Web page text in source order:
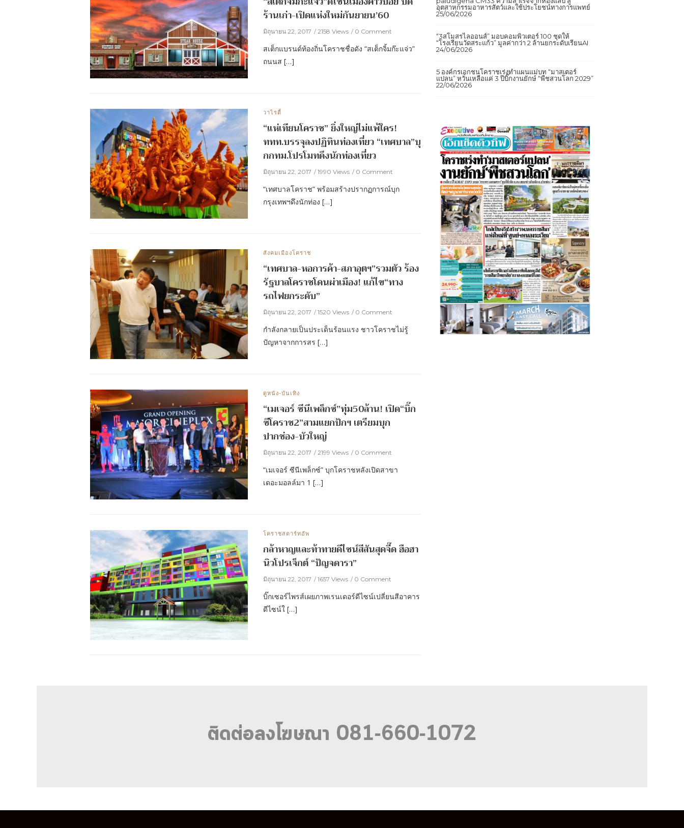
ร้านเก่า-เปิดแห่งใหม่กันยายน’60
มิถุนายน 22, 2017 2158 Views 0 Comment
สเต็กแบรนด์ท้องถิ่นโคราชชื่อดัง “สเต็กจิ้มก๊ะแจ่ว”
ถนนส […]
วาไรตี้
“แห่เทียนโคราช” ยิ่งใหญ่ไม่แพ้ใคร!
ททท.บรรจุลงปฏิทินท่องเที่ยว “เทศบาล”บุ
กกทม.โปรโมทดึงนักท่องเที่ยว
มิถุนายน 22, 2017 1990 Views 0 Comment
“เทศบาลโคราช” พร้อมสร้างปรากฏการณ์บุก
กรุงเทพฯดึงนักท่อง […]
สังคมเมืองโคราช
“เทศบาล-หอการค้า-สภาอุตฯ”รวมตัว ร้อง
รัฐบาลโคราชโดนผ่าเมือง! แก้ไข“ทาง
รถไฟยกระดับ”
มิถุนายน 22, 2017 1520 Views 0 Comment
กำลังกลายเป็นประเด็นร้อนแรง ชาวโคราชไม่รู้
ปัญหาจากการสร […]
ดูหนัง-บันเทิง
“เมเจอร์ ซีนีเพล็กซ์”ทุ่ม50ล้าน! เปิด“บิ๊ก
ซีโคราช2”สามแยกปักฯ เตรียมบุก
ปากช่อง-บัวใหญ่
มิถุนายน 22, 2017 2199 Views 0 Comment
“เมเจอร์ ซีนีเพล็กซ์” บุกโคราชหลังเปิดสาขา
เดอะมอลล์มา 1 […]
โคราชสตาร์ทอัพ
กล้าหาญและท้าทายดีไซน์สีสันสุดจี๊ด ฮือฮา
นิวโปรเจ็กต์ “ปัญจดารา”
มิถุนายน 22, 2017 1657 Views 0 Comment
บิ๊กเซอร์ไพรส์เผยภาพเรนเดอร์ดีไซน์เปลี่ยนสีอาคาร
ดีไซน์ใ […]
อุตสาหกรรมอาหารสัตว์และใช้ประโยชน์ทางการแพทย์
25/06/2026
“3สโมสรไลออนส์” มอบคอมพิวเตอร์ 100 ชุดให้
“โรงเรียนวัดสระแก้ว” มูลค่ากว่า 2 ล้านยกระดับเรียนAI
24/06/2026
5 องค์กรเอกชนโคราชเร่งทำแผนแม่บท “มาสเตอร์
แปลน” หวั่นเหลือแค่ 3 ปีบิ๊กงานยักษ์ “พืชสวนโลก 2029”
22/06/2026